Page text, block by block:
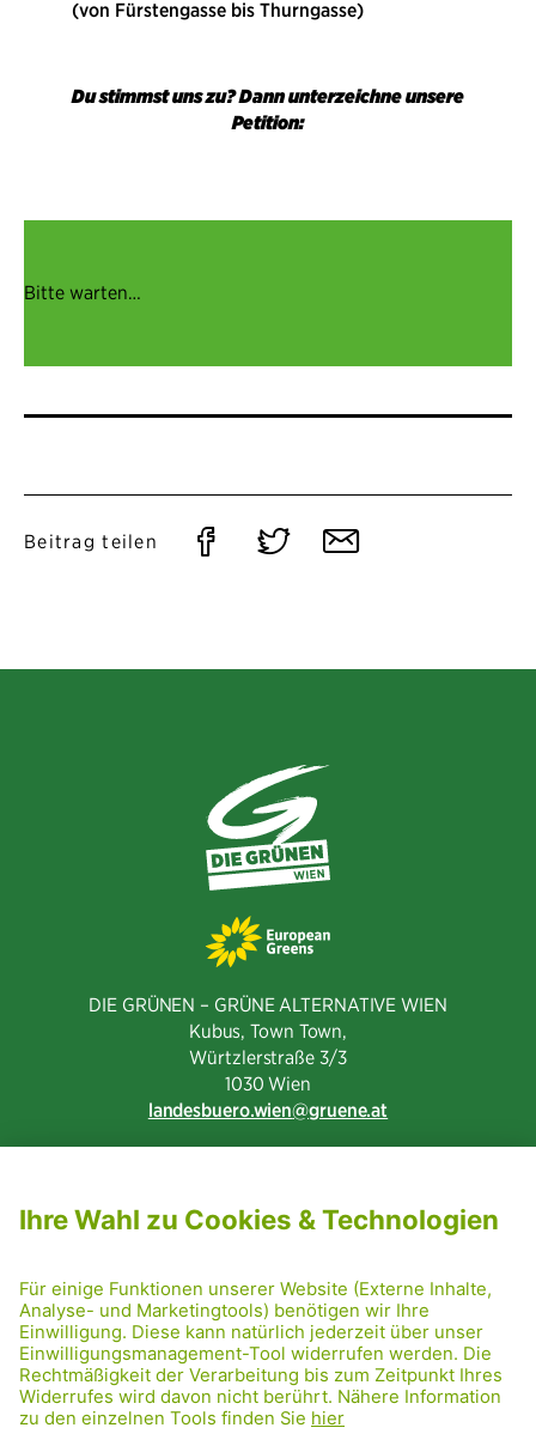
(von Fürstengasse bis Thurngasse)
Du stimmst uns zu? Dann unterzeichne unsere
Petition:
Bitte warten…
Beitrag teilen
Auf Auf Per
DIE GRÜNEN – GRÜNE ALTERNATIVE WIEN
Kubus, Town Town,
Würtzlerstraße 3/3​
1030 Wien
landesbuero.wien
gruene.at
PRESSE
GRÜNE RADRETTUNG
FRIDAY NIGHTSKATING
NETIQUETTE